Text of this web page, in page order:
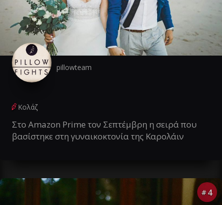
pillowteam
Κολάζ
Στο Amazon Prime τον Σεπτέμβρη η σειρά που
βασίστηκε στη γυναικοκτονία της Καρολάιν
# 4